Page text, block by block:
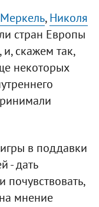
,Николя
стран Европы
скажем так,
некоторых
в поддавки
- дать
почувствовать,
мнение